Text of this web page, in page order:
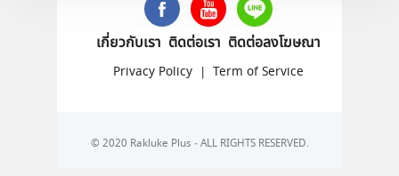
เกี่ยวกับเรา ติดต่อเรา ติดต่อลงโฆษณา
Privacy Policy | Term of Service
© 2020 Rakluke Plus - ALL RIGHTS RESERVED.